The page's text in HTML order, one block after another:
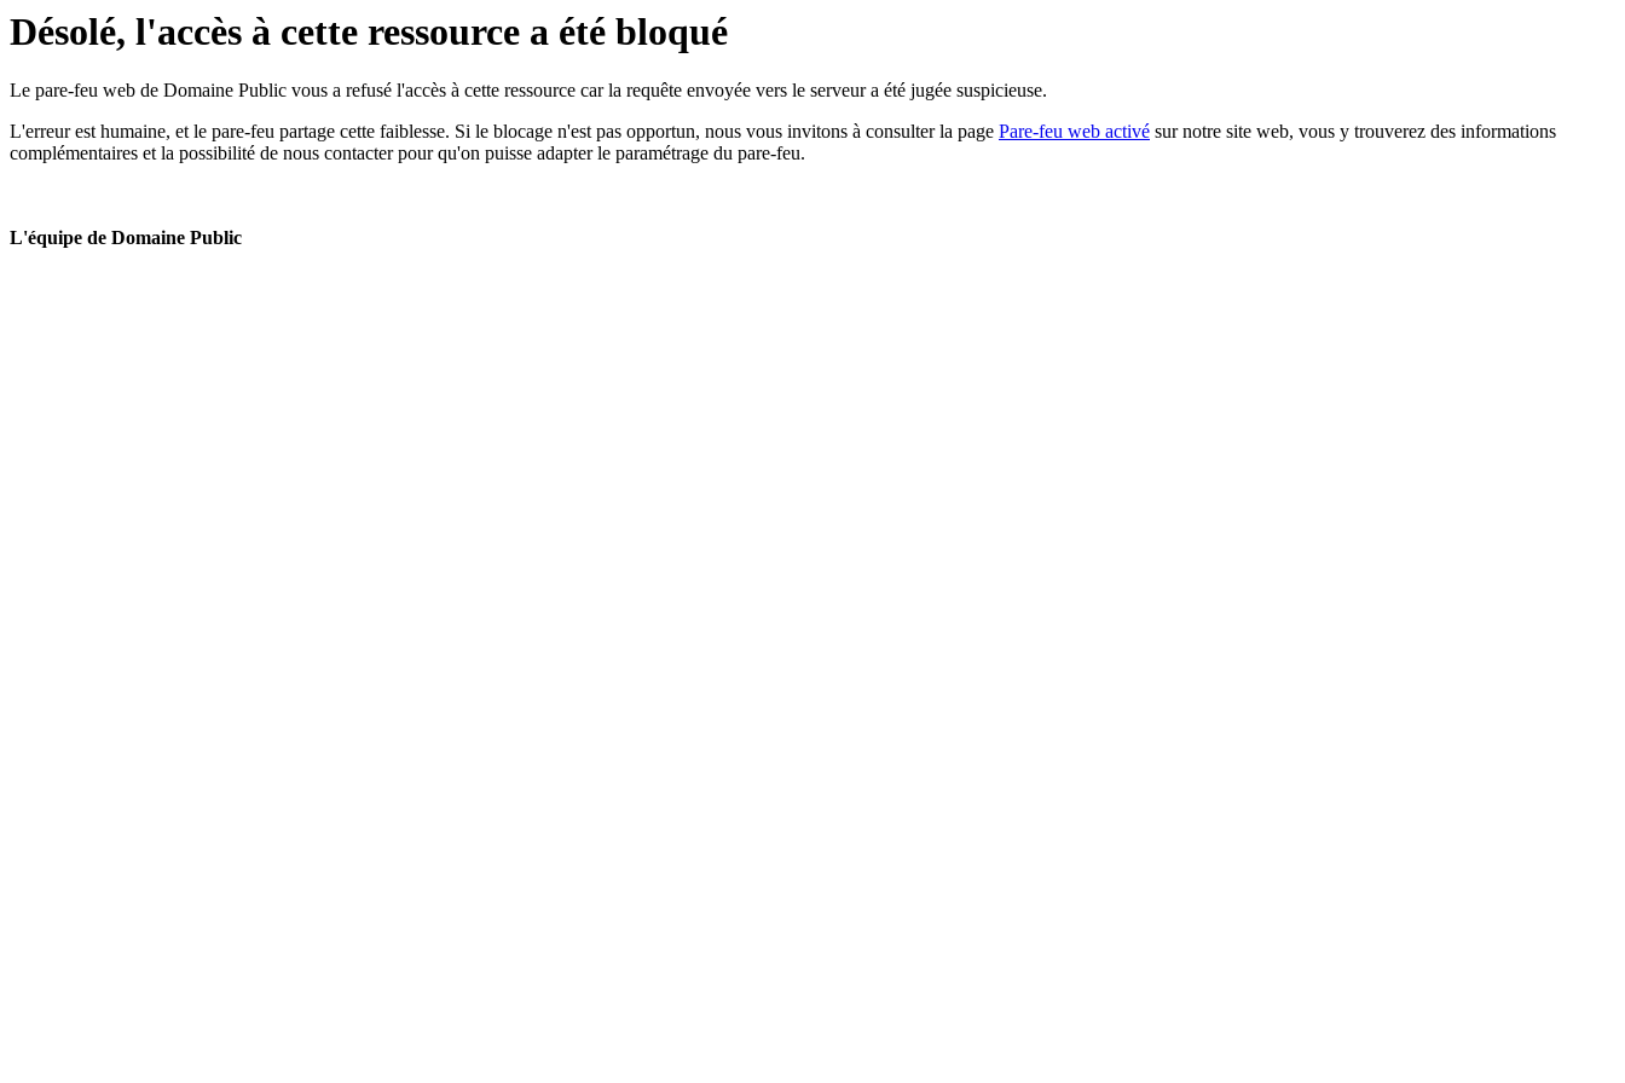
Désolé, l'accès à cette ressource a été bloqué
Le pare-feu web de Domaine Public vous a refusé l'accès à cette ressource car la requête envoyée vers le serveur a été jugée suspicieuse.
L'erreur est humaine, et le pare-feu partage cette faiblesse. Si le blocage n'est pas opportun, nous vous invitons à consulter la page Pare-feu web activé sur notre site web, vous y trouverez des informations
complémentaires et la possibilité de nous contacter pour qu'on puisse adapter le paramétrage du pare-feu.
L'équipe de Domaine Public